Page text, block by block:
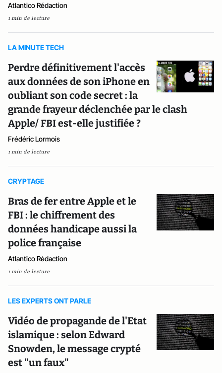
Atlantico Rédaction
1 min de lecture
LA MINUTE TECH
Perdre définitivement l'accès
aux données de son iPhone en
oubliant son code secret : la
grande frayeur déclenchée par le clash
Apple/ FBI est-elle justifiée ?
Frédéric Lormois
1 min de lecture
CRYPTAGE
Bras de fer entre Apple et le
FBI : le chiffrement des
données handicape aussi la
police française
Atlantico Rédaction
1 min de lecture
LES EXPERTS ONT PARLE
Vidéo de propagande de l'Etat
islamique : selon Edward
Snowden, le message crypté
est "un faux"